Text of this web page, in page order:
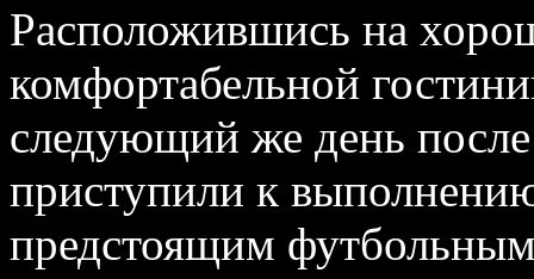
Расположившись на
комфортабельной
следующий же день
приступили к
предстоящим